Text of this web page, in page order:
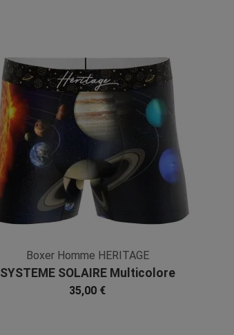
Boxer Homme HERITAGE
SYSTEME SOLAIRE Multicolore
Marine Microfibre
35,00 €